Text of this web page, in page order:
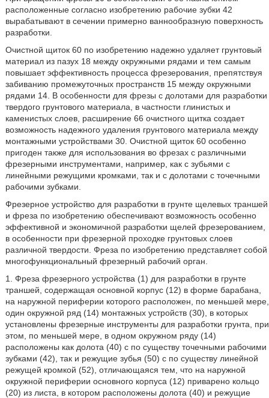
расположенные согласно изобретению рабочие зубки 42
вырабатывают в сечении примерно ваннообразную поверхность
разработки.
Очистной щиток 60 по изобретению надежно удаляет грунтовый
материал из пазух 18 между окружными рядами и тем самым
повышает эффективность процесса фрезерования, препятствуя
забиванию промежуточных пространств 15 между окружными
рядами 14. В особенности для фрезы с долотами для разработки
твердого грунтового материала, в частности глинистых и
каменистых слоев, расширение 66 очистного щитка создает
возможность надежного удаления грунтового материала между
монтажными устройствами 30. Очистной щиток 60 особенно
пригоден также для использования во фрезах с различными
фрезерными инструментами, например, как с зубьями с
линейными режущими кромками, так и с долотами с точечными
рабочими зубками.
Фрезерное устройство для разработки в грунте щелевых траншей
и фреза по изобретению обеспечивают возможность особенно
эффективной и экономичной разработки щелей фрезерованием,
в особенности при фрезерной проходке грунтовых слоев
различной твердости. Фреза по изобретению представляет собой
многофункциональный фрезерный рабочий орган.
1. Фреза фрезерного устройства (1) для разработки в грунте
траншей, содержащая основной корпус (12) в форме барабана,
на наружной периферии которого расположен, по меньшей мере,
один окружной ряд (14) монтажных устройств (30), в которых
установлены фрезерные инструменты для разработки грунта, при
этом, по меньшей мере, в одном окружном ряду (14)
расположены как долота (40) с по существу точечными рабочими
зубками (42), так и режущие зубья (50) с по существу линейной
режущей кромкой (52), отличающаяся тем, что на наружной
окружной периферии основного корпуса (12) приварено кольцо
(20) из листа, в котором расположены долота (40) и режущие